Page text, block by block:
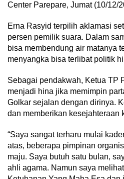
Center Parepare, Jumat (10/12/
Erna Rasyid terpilih aklamasi
persen pemilik suara. Dalam
bisa membendung air matanya
menyangka bisa terlibat politik
Sebagai pendakwah, Ketua TP
menjadi hina jika memimpin
Golkar sejalan dengan dirinya.
dan memberikan kesejahteraan
“Saya sangat terharu mulai
atas, beberapa pimpinan
maju. Saya butuh satu bulan,
ahli agama. Namun saya